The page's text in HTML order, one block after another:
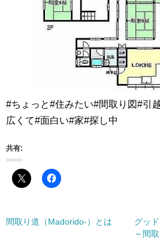
#ちょっと#住みたい#間取り図#引
広くて#面白い#家#探し中
共有:
間取り道（Madorido-）とは
グッ
～間